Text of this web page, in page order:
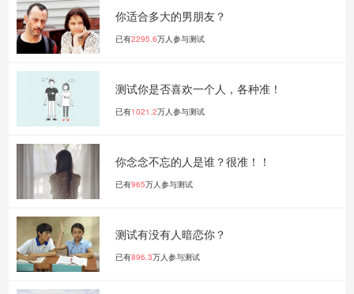
你适合多大的男朋友？
已有2295.6万人参与测试
测试你是否喜欢一个人，各种准！
已有1021.2万人参与测试
你念念不忘的人是谁？很准！！
已有965万人参与测试
测试有没有人暗恋你？
已有896.3万人参与测试